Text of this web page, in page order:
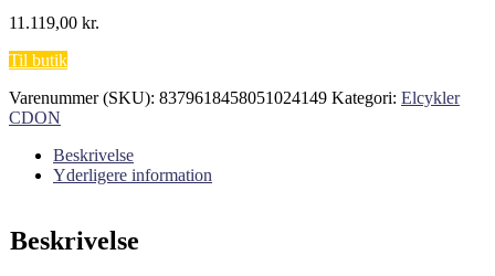
11.119,00 kr.
Til butik
Varenummer (SKU): 8379618458051024149 Kategori: Elcykler
CDON
Beskrivelse
Yderligere information
Beskrivelse